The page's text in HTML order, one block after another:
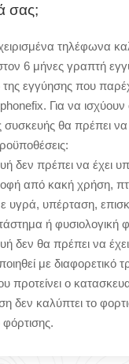
σας;
τηλέφωνα
6 μήνες γραπτή
εγγύησης που
Για να ισχύουν
συσκευής θα πρέπει να
δεν πρέπει να έχει
από κακή χρήση,
υγρά, υπέρταση,
ή φυσιολογική
δεν θα πρέπει να έχει
με διαφορετικό
προτείνει ο
δεν καλύπτει το